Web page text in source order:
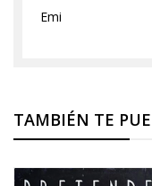
Emi
TAMBIÉN TE